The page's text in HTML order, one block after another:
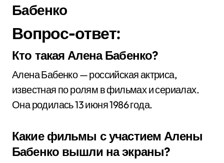
Бабенко
Вопрос-ответ:
Кто такая Алена Бабенко?
Алена Бабенко — российская актриса,
известная по ролям в фильмах и сериалах.
Она родилась 13 июня 1986 года.
Какие фильмы с участием Алены
Бабенко вышли на экраны?